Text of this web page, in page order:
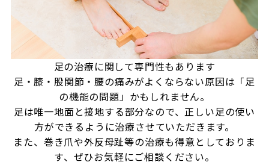
足の治療に関して専門性もあります
足・膝・股関節・腰の痛みがよくならない原因は「足
の機能の問題」かもしれません。
足は唯一地面と接地する部分なので、正しい足の使い
方ができるように治療させていただきます。
また、巻き爪や外反母趾等の治療も得意としておりま
す、ぜひお気軽にご相談ください。